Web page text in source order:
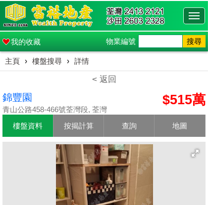
我的收藏 物業編號 搜尋
主頁 › 樓盤搜尋 › 詳情
< 返回
錦豐園
青山公路458-466號荃灣段, 荃灣
$515萬
樓盤資料 按揭計算 查詢 地圖